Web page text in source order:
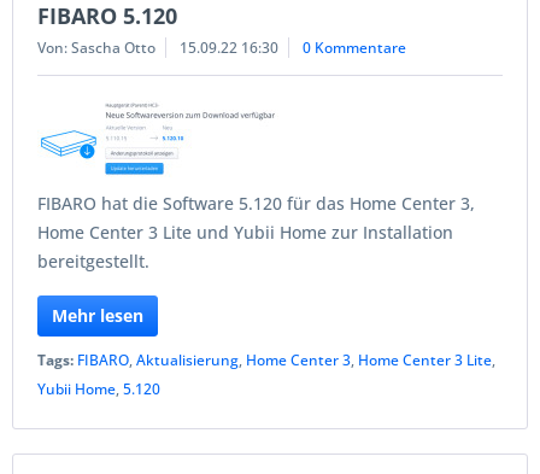
FIBARO 5.120
Von: Sascha Otto 15.09.22 16:30 0 Kommentare
FIBARO hat die Software 5.120 für das Home Center 3,
Home Center 3 Lite und Yubii Home zur Installation
bereitgestellt.
Mehr lesen
Tags: FIBARO,Aktualisierung, Home Center 3, Home Center 3 Lite,
Yubii Home,5.120